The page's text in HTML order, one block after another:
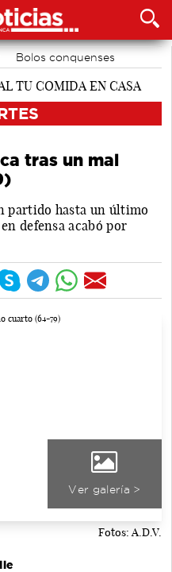
Bolos conquenses
tras un mal
partido hasta un último
defensa acabó por
Ver galería >
Fotos: A.D.V.